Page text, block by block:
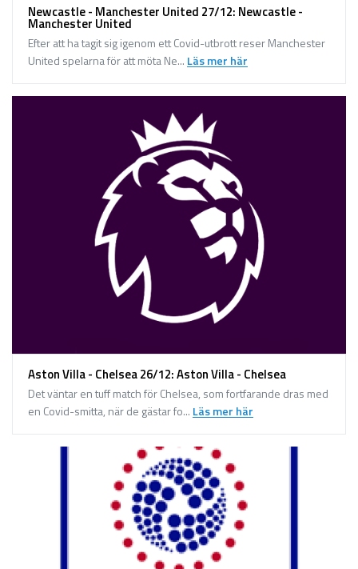
Newcastle - Manchester United 27/12: Newcastle -
Manchester United
Efter att ha tagit sig igenom ett Covid-utbrott reser Manchester
United spelarna för att möta Ne... Läs mer här
Aston Villa - Chelsea 26/12: Aston Villa - Chelsea
Det väntar en tuff match för Chelsea, som fortfarande dras med
en Covid-smitta, när de gästar fo... Läs mer här